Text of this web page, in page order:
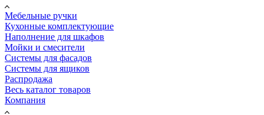
Мебельные ручки
Кухонные комплектующие
Наполнение для шкафов
Мойки и смесители
Системы для фасадов
Системы для ящиков
Распродажа
Весь каталог товаров
Компания